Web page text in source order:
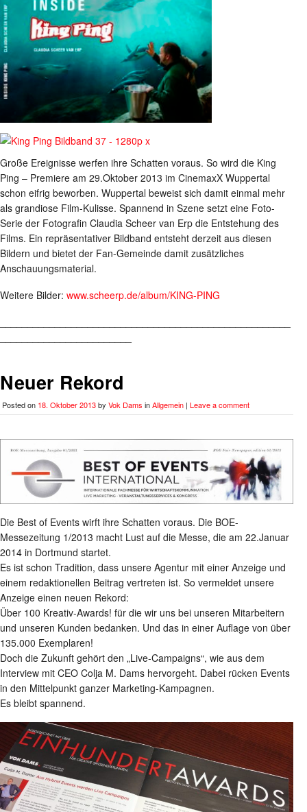
Große Ereignisse werfen ihre Schatten voraus. So wird die King
Ping – Premiere am 29.Oktober 2013 im CinemaxX Wuppertal
schon eifrig beworben. Wuppertal beweist sich damit einmal mehr
als grandiose Film-Kulisse. Spannend in Szene setzt eine Foto-
Serie der Fotografin Claudia Scheer van Erp die Entstehung des
Films. Ein repräsentativer Bildband entsteht derzeit aus diesen
Bildern und bietet der Fan-Gemeinde damit zusätzliches
Anschauungsmaterial.
Weitere Bilder: www.scheerp.de/album/KING-PING
Neuer Rekord
Posted on 18. Oktober 2013by Vok Dams inAllgemein | Leave a comment
Die Best of Events wirft ihre Schatten voraus. Die BOE-
Messezeitung 1/2013 macht Lust auf die Messe, die am 22.Januar
2014 in Dortmund startet.
Es ist schon Tradition, dass unsere Agentur mit einer Anzeige und
einem redaktionellen Beitrag vertreten ist. So vermeldet unsere
Anzeige einen neuen Rekord:
Über 100 Kreativ-Awards! für die wir uns bei unseren Mitarbeitern
und unseren Kunden bedanken. Und das in einer Auflage von über
135.000 Exemplaren!
Doch die Zukunft gehört den „Live-Campaigns“, wie aus dem
Interview mit CEO Colja M. Dams hervorgeht. Dabei rücken Events
in den Mittelpunkt ganzer Marketing-Kampagnen.
Es bleibt spannend.